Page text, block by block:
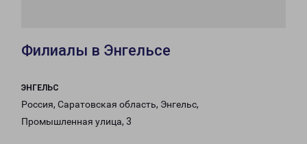
Филиалы в Энгельсе
ЭНГЕЛЬС
Россия, Саратовская область, Энгельс,
Промышленная улица, 3